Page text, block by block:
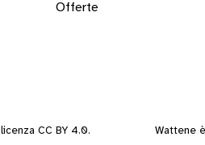
Offerte
licenza CC BY 4.0.
Wattene